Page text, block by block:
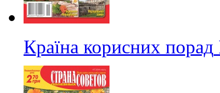
Країна корисних порад